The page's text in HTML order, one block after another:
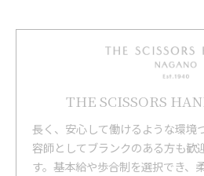
THE SCISSORS
長く、安心して働けるような環境
容師としてブランクのある方も歓
す。基本給や歩合制を選択でき、